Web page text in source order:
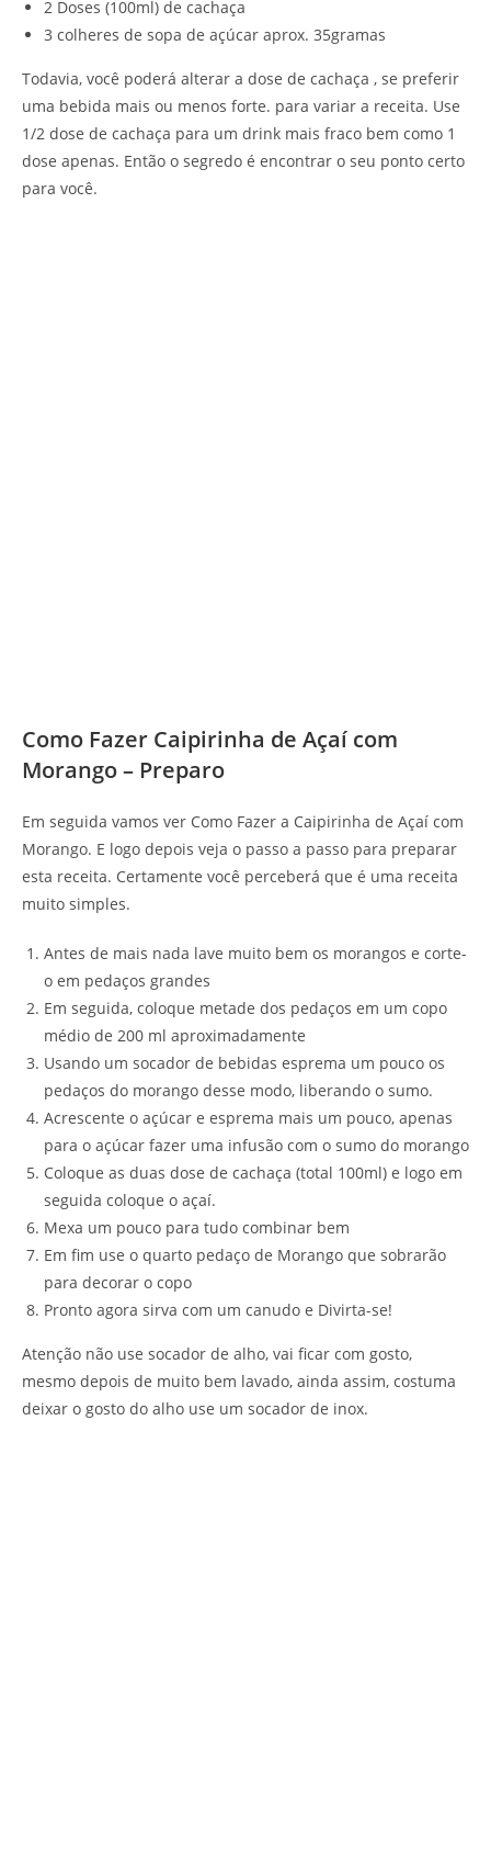
2 Doses (100ml) de cachaça
3 colheres de sopa de açúcar aprox. 35gramas
Todavia, você poderá alterar a dose de cachaça , se preferir
uma bebida mais ou menos forte. para variar a receita. Use
1/2 dose de cachaça para um drink mais fraco bem como 1
dose apenas. Então o segredo é encontrar o seu ponto certo
para você.
Como Fazer Caipirinha de Açaí com
Morango – Preparo
Em seguida vamos ver Como Fazer a Caipirinha de Açaí com
Morango. E logo depois veja o passo a passo para preparar
esta receita. Certamente você perceberá que é uma receita
muito simples.
Antes de mais nada lave muito bem os morangos e corte-
o em pedaços grandes
Em seguida, coloque metade dos pedaços em um copo
médio de 200 ml aproximadamente
Usando um socador de bebidas esprema um pouco os
pedaços do morango desse modo, liberando o sumo.
Acrescente o açúcar e esprema mais um pouco, apenas
para o açúcar fazer uma infusão com o sumo do morango
Coloque as duas dose de cachaça (total 100ml) e logo em
seguida coloque o açaí.
Mexa um pouco para tudo combinar bem
Em fim use o quarto pedaço de Morango que sobrarão
para decorar o copo
Pronto agora sirva com um canudo e Divirta-se!
Atenção não use socador de alho, vai ficar com gosto,
mesmo depois de muito bem lavado, ainda assim, costuma
deixar o gosto do alho use um socador de inox.